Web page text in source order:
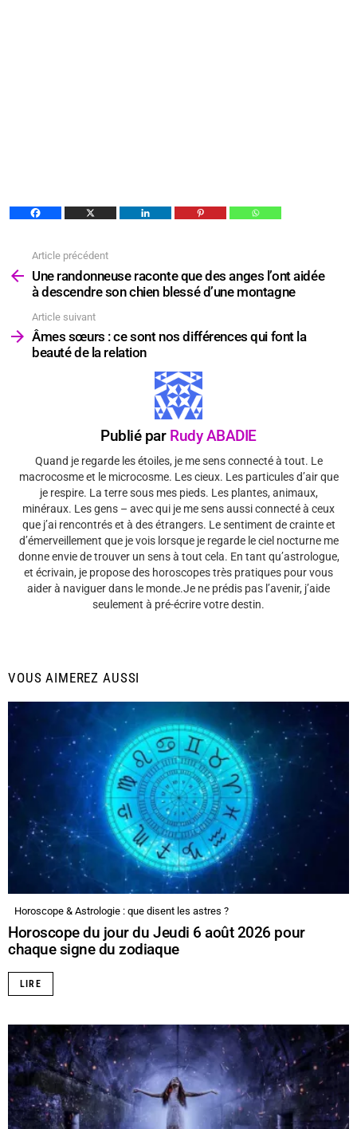
plus
Article précédent
Une randonneuse raconte que des anges l’ont aidée
à descendre son chien blessé d’une montagne
Article suivant
Âmes sœurs : ce sont nos différences qui font la
beauté de la relation
Publié par Rudy ABADIE
Quand je regarde les étoiles, je me sens connecté à tout. Le
macrocosme et le microcosme. Les cieux. Les particules d’air que
je respire. La terre sous mes pieds. Les plantes, animaux,
minéraux. Les gens – avec qui je me sens aussi connecté à ceux
que j’ai rencontrés et à des étrangers. Le sentiment de crainte et
d’émerveillement que je vois lorsque je regarde le ciel nocturne me
donne envie de trouver un sens à tout cela. En tant qu’astrologue,
et écrivain, je propose des horoscopes très pratiques pour vous
aider à naviguer dans le monde.Je ne prédis pas l’avenir, j’aide
seulement à pré-écrire votre destin.
VOUS AIMEREZ AUSSI
Horoscope & Astrologie : que disent les astres ?
Horoscope du jour du Jeudi 6 août 2026 pour
chaque signe du zodiaque
LIRE